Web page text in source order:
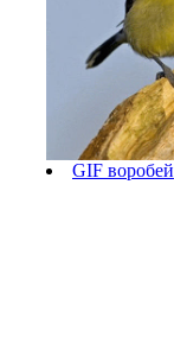
GIF воробей